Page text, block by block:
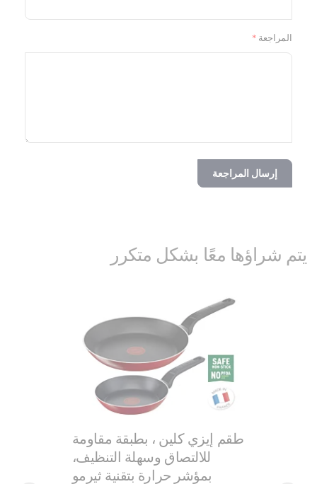
المراجعة
إرسال المراجعة
يتم شراؤها معًا بشكل متكرر
طقم إيزي كلين ، بطبقة مقاومة
للالتصاق وسهلة التنظيف،
بمؤشر حرارة بتقنية ثيرمو